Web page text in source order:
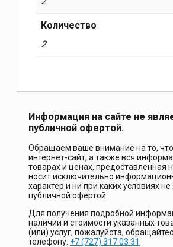
Количество
2
Информация на сайте не
публичной офертой.
Обращаем ваше внимание на то,
интернет-сайт, а также вся
товарах и ценах, предоставленная
носит исключительно
характер и ни при каких условиях не
публичной офертой.
Для получения подробной
наличии и стоимости указанных
(или) услуг, пожалуйста,
телефону. +7 (727) 317 03 31